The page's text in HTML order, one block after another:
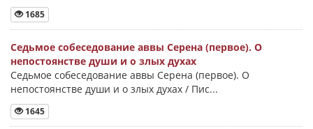
1685
Седьмое собеседование аввы Серена (первое). О
непостоянстве души и о злых духах
Седьмое собеседование аввы Серена (первое). О
непостоянстве души и о злых духах / Пис...
1645